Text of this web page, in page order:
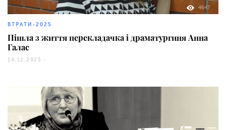
4647
ВТРАТИ-2025
Пішла з життя перекладачка і драматургиня Анна
Галас
14.12.2025 -